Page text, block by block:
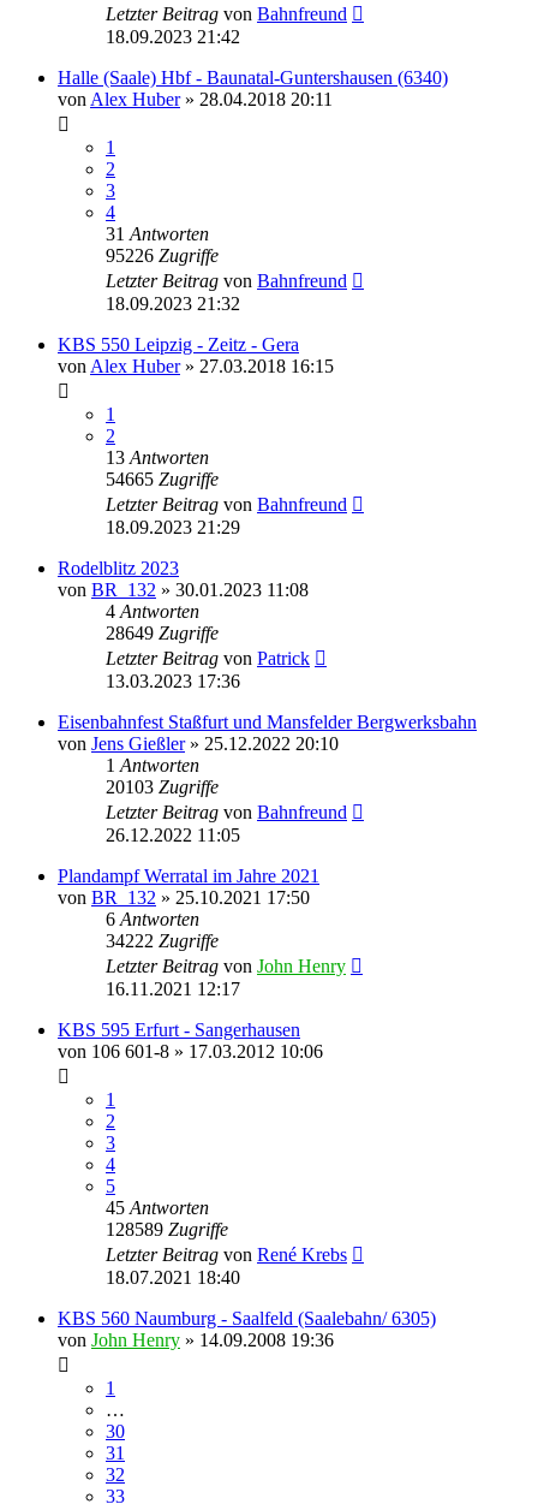
Letzter Beitrag von Bahnfreund
18.09.2023 21:42
Halle (Saale) Hbf - Baunatal-Guntershausen (6340)
von Alex Huber» 28.04.2018 20:11
1
2
3
4
31 Antworten
95226 Zugriffe
Letzter Beitrag von Bahnfreund
18.09.2023 21:32
KBS 550 Leipzig - Zeitz - Gera
von Alex Huber» 27.03.2018 16:15
1
2
13 Antworten
54665 Zugriffe
Letzter Beitrag von Bahnfreund
18.09.2023 21:29
Rodelblitz 2023
von BR_132 » 30.01.2023 11:08
4 Antworten
28649 Zugriffe
Letzter Beitrag von Patrick
13.03.2023 17:36
Eisenbahnfest Staßfurt und Mansfelder Bergwerksbahn
von Jens Gießler» 25.12.2022 20:10
1 Antworten
20103 Zugriffe
Letzter Beitrag von Bahnfreund
26.12.2022 11:05
Plandampf Werratal im Jahre 2021
von BR_132 » 25.10.2021 17:50
6 Antworten
34222 Zugriffe
Letzter Beitrag von John Henry
16.11.2021 12:17
KBS 595 Erfurt - Sangerhausen
von 106 601-8 » 17.03.2012 10:06
1
2
3
4
5
45 Antworten
128589 Zugriffe
Letzter Beitrag von René Krebs
18.07.2021 18:40
KBS 560 Naumburg - Saalfeld (Saalebahn/ 6305)
von John Henry » 14.09.2008 19:36
1
…
30
31
32
33